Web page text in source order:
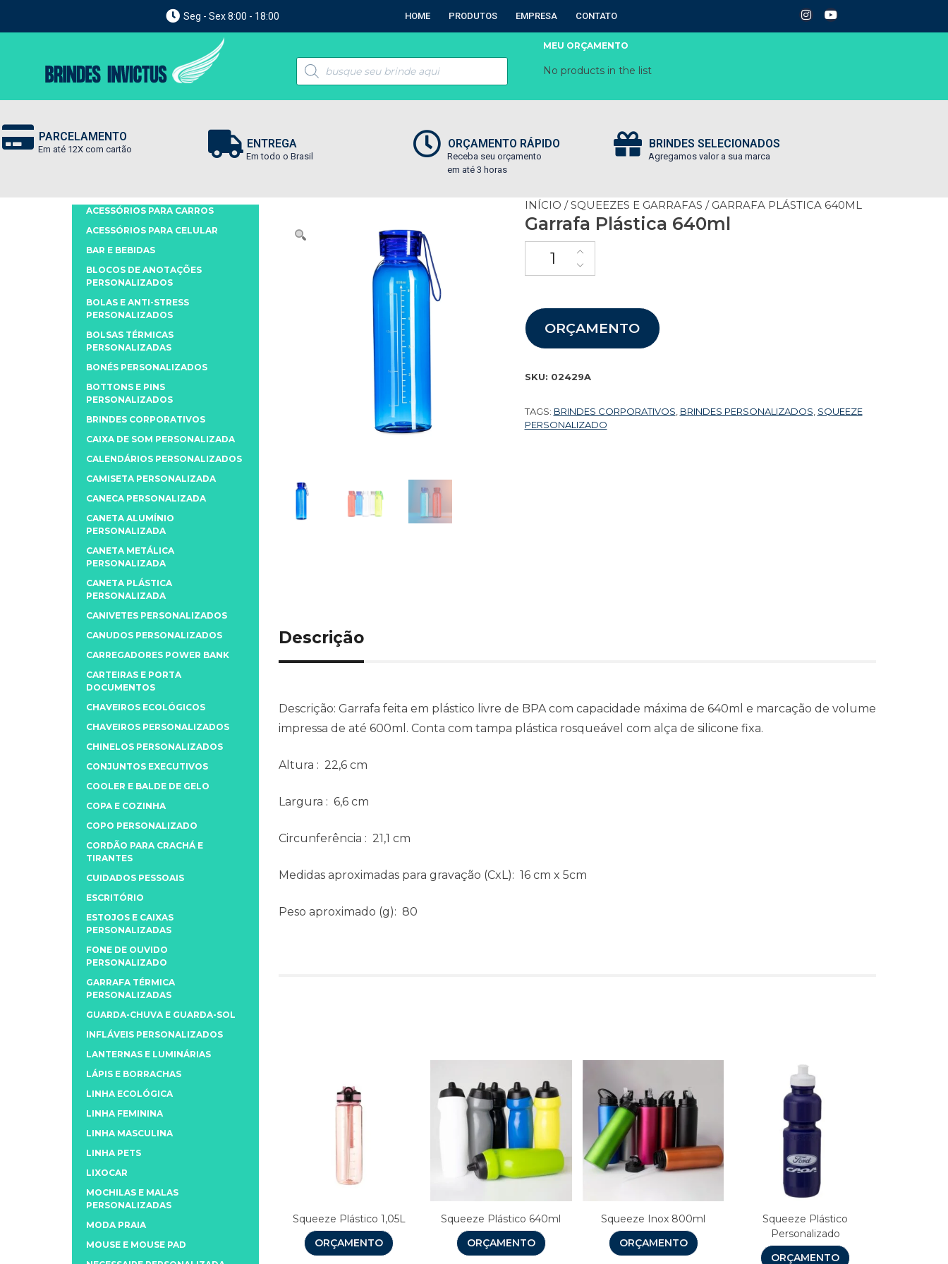
Seg - Sex 8:00 - 18:00 HOME PRODUTOS EMPRESA CONTATO
MEU ORÇAMENTO
No products in the list
PARCELAMENTO
Em até 12X com cartão ENTREGA
Em todo o Brasil
ORÇAMENTO RÁPIDO
Receba seu orçamento
em até 3 horas
BRINDES SELECIONADOS
Agregamos valor a sua marca
INÍCIO /SQUEEZES E GARRAFAS / GARRAFA PLÁSTICA 640ML
Garrafa Plástica 640ml
ORÇAMENTO
SKU: 02429A
TAGS: BRINDES CORPORATIVOS BRINDES PERSONALIZADOS SQUEEZE
PERSONALIZADO
Descrição
Descrição: Garrafa feita em plástico livre de BPA com capacidade máxima de 640ml e marcação de volume
impressa de até 600ml. Conta com tampa plástica rosqueável com alça de silicone fixa.
Altura : 22,6 cm
Largura : 6,6 cm
Circunferência : 21,1 cm
Medidas aproximadas para gravação (CxL): 16 cm x 5cm
Peso aproximado (g): 80
Squeeze Plástico 1,05L
ORÇAMENTO
Squeeze Plástico 640ml
ORÇAMENTO
Squeeze Inox 800ml
ORÇAMENTO
Squeeze Plástico
Personalizado
ORÇAMENTO
ACESSÓRIOS PARA CARROS
ACESSÓRIOS PARA CELULAR
BAR E BEBIDAS
BLOCOS DE ANOTAÇÕES
PERSONALIZADOS
BOLAS E ANTI-STRESS
PERSONALIZADOS
BOLSAS TÉRMICAS
PERSONALIZADAS
BONÉS PERSONALIZADOS
BOTTONS E PINS
PERSONALIZADOS
BRINDES CORPORATIVOS
CAIXA DE SOM PERSONALIZADA
CALENDÁRIOS PERSONALIZADOS
CAMISETA PERSONALIZADA
CANECA PERSONALIZADA
CANETA ALUMÍNIO
PERSONALIZADA
CANETA METÁLICA
PERSONALIZADA
CANETA PLÁSTICA
PERSONALIZADA
CANIVETES PERSONALIZADOS
CANUDOS PERSONALIZADOS
CARREGADORES POWER BANK
CARTEIRAS E PORTA
DOCUMENTOS
CHAVEIROS ECOLÓGICOS
CHAVEIROS PERSONALIZADOS
CHINELOS PERSONALIZADOS
CONJUNTOS EXECUTIVOS
COOLER E BALDE DE GELO
COPA E COZINHA
COPO PERSONALIZADO
CORDÃO PARA CRACHÁ E
TIRANTES
CUIDADOS PESSOAIS
ESCRITÓRIO
ESTOJOS E CAIXAS
PERSONALIZADAS
FONE DE OUVIDO
PERSONALIZADO
GARRAFA TÉRMICA
PERSONALIZADAS
GUARDA-CHUVA E GUARDA-SOL
INFLÁVEIS PERSONALIZADOS
LANTERNAS E LUMINÁRIAS
LÁPIS E BORRACHAS
LINHA ECOLÓGICA
LINHA FEMININA
LINHA MASCULINA
LINHA PETS
LIXOCAR
MOCHILAS E MALAS
PERSONALIZADAS
MODA PRAIA
MOUSE E MOUSE PAD